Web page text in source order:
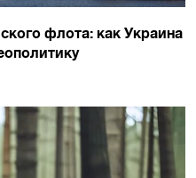
флота: как Украина